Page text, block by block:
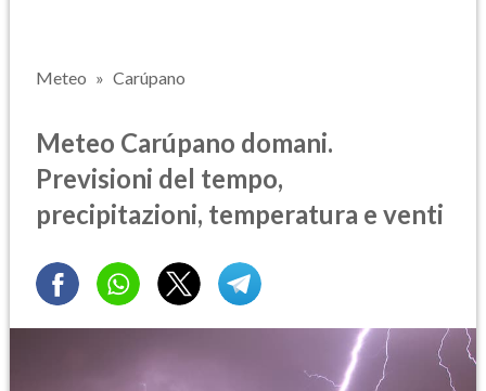
Meteo Carúpano
Meteo Carúpano domani.
Previsioni del tempo,
precipitazioni, temperatura e venti